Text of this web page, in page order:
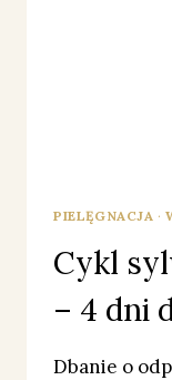
PIELĘGNACJA ·
Cykl
– 4 dni
Dbanie o